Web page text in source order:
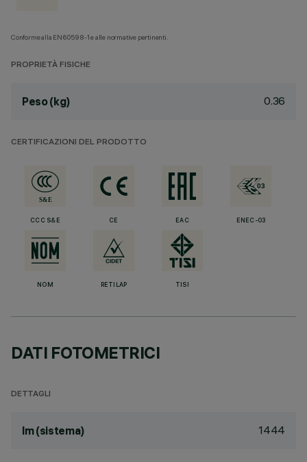
Conforme alla EN60598-1 e alle normative pertinenti.
PROPRIETÀ FISICHE
Peso (kg) 0.36
CERTIFICAZIONI DEL PRODOTTO
CCC S&E CE EAC ENEC-03
NOM RETILAP TISI
DATI FOTOMETRICI
DETTAGLI
lm (sistema) 1444